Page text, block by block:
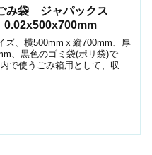
み袋 ジャパックス
ズ、横500mmｘ縦700mm、厚
、黒色のゴミ袋(ポリ袋)で
で使うごみ箱用として、収納